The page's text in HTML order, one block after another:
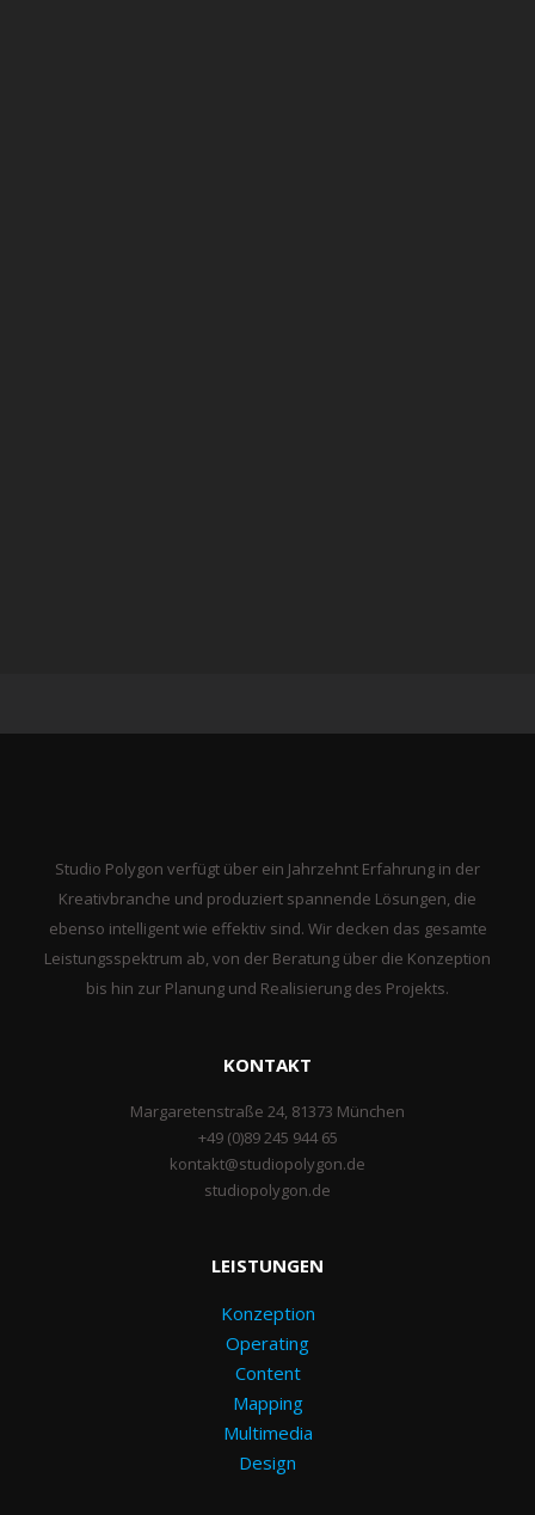
Studio Polygon verfügt über ein Jahrzehnt Erfahrung in der
Kreativbranche und produziert spannende Lösungen, die
ebenso intelligent wie effektiv sind. Wir decken das gesamte
Leistungsspektrum ab, von der Beratung über die Konzeption
bis hin zur Planung und Realisierung des Projekts.
KONTAKT
Margaretenstraße 24, 81373 München
+49 (0)89 245 944 65
kontakt@studiopolygon.de
studiopolygon.de
LEISTUNGEN
Konzeption
Operating
Content
Mapping
Multimedia
Design